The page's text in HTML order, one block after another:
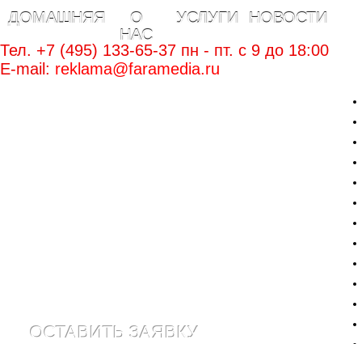
ДОМАШНЯЯ
О
НАС
УСЛУГИ
НОВОСТИ
Тел. +7 (495) 133-65-37 пн - пт. c 9 до 18:00
E-mail: reklama@faramedia.ru
ОСТАВИТЬ ЗАЯВКУ